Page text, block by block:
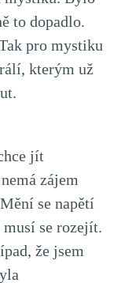
to dopadlo.
pro mystiku
kterým už
jít
zájem
se napětí
se rozejít.
že jsem